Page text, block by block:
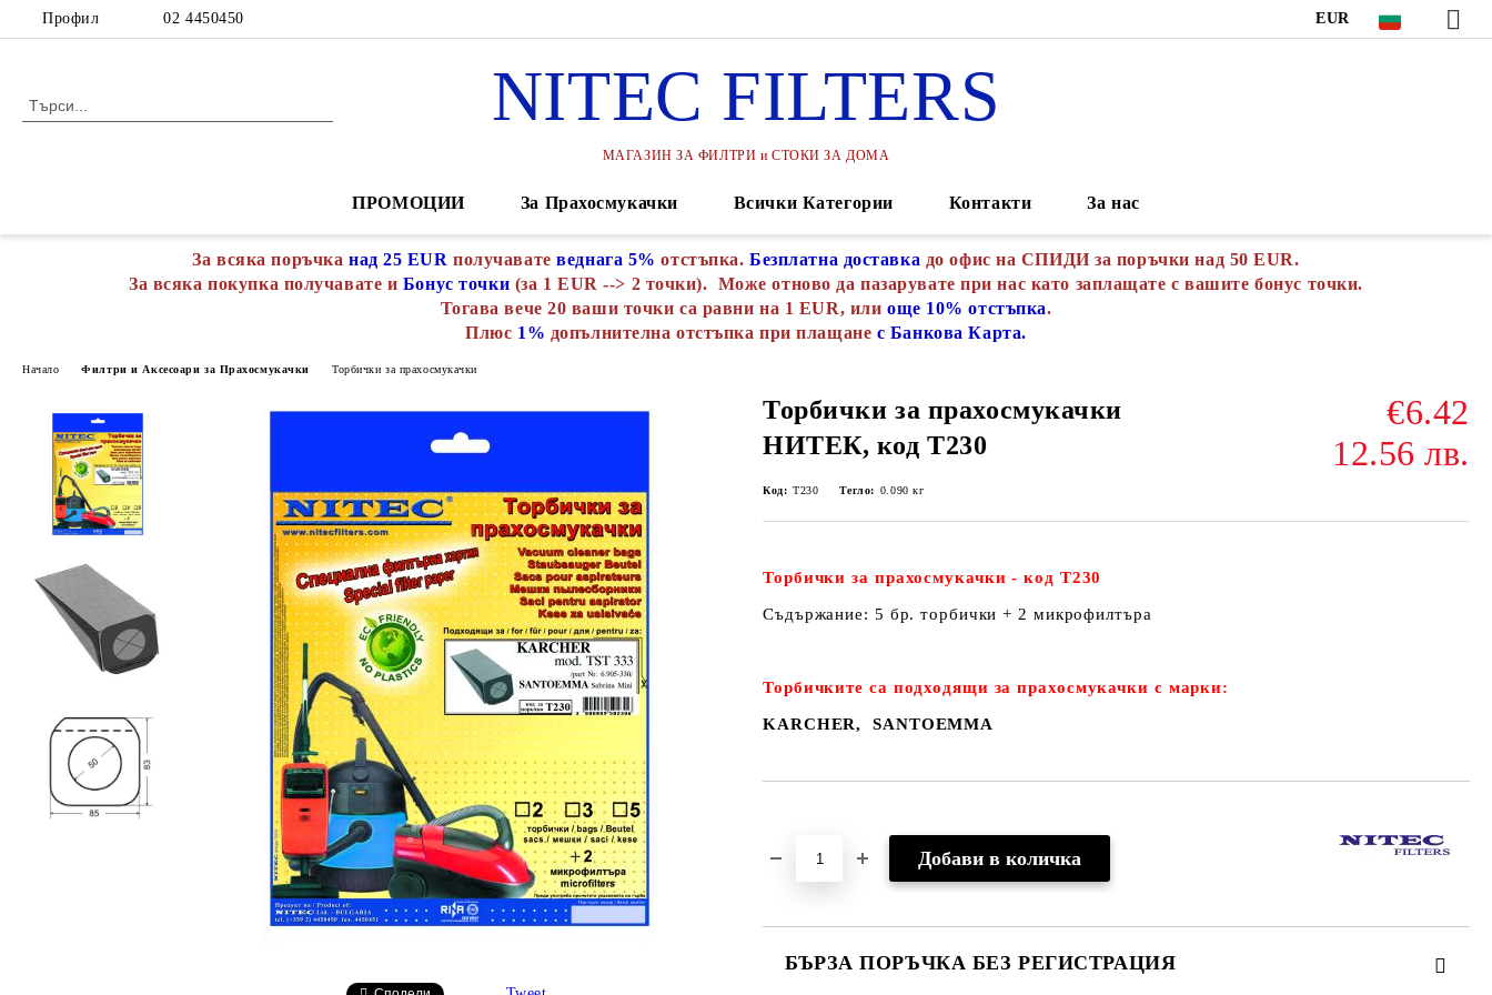
Профил 02 4450450 EUR
NITEC FILTERS
МАГАЗИН ЗА ФИЛТРИ и СТОКИ ЗА ДОМА
ПРОМОЦИИ За Прахосмукачки Всички Категории Контакти За нас
За всяка поръчка над 25 EUR получавате веднага 5% отстъпка.Безплатна доставка до офис на СПИДИ за поръчки над 50 EUR.
За всяка покупка получавате и Бонус точки (за 1 EUR --> 2 точки). Може отново да пазарувате при нас като заплащате с вашите бонус точки.
Тогава вече 20 ваши точки са равни на 1 EUR, или още 10% отстъпка.
Плюс 1% допълнителна отстъпка при плащане с Банкова Карта.
Начало Филтри и Аксесоари за Прахосмукачки Торбички за прахосмукачки
Торбички за прахосмукачки
НИТЕК, код Т230
€6.42
12.56 лв.
Код: Т230 Тегло: 0.090 кг
Торбички за прахосмукачки - код Т230
Съдържание: 5 бр. торбички + 2 микрофилтъра
Торбичките са подходящи за прахосмукачки с марки:
KARCHER, SANTOEMMA
БЪРЗА ПОРЪЧКА БЕЗ РЕГИСТРАЦИЯ